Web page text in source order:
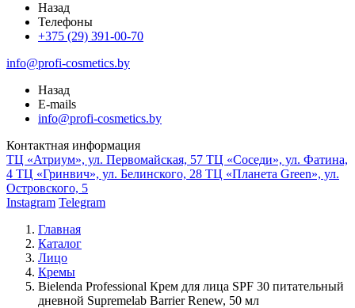
Назад
Телефоны
+375 (29) 391-00-70
info@profi-cosmetics.by
Назад
E-mails
info@profi-cosmetics.by
Контактная информация
ТЦ «Атриум», ул. Первомайская, 57 ТЦ «Соседи», ул. Фатина,
4 ТЦ «Гринвич», ул. Белинского, 28 ТЦ «Планета Green», ул.
Островского, 5
Instagram Telegram
Главная
Каталог
Лицо
Кремы
Bielenda Professional Крем для лица SPF 30 питательный
дневной Supremelab Barrier Renew, 50 мл